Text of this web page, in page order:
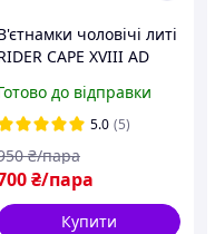
чоловічі литі
CAPE XVIII AD
до відправки
5.0 (5)
₴/пара
₴/пара
Купити